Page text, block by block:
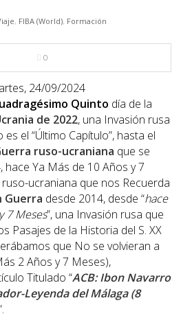
, FIBA (World), Formación
0
24/09/2024
Quinto día de la
de 2022, una Invasión rusa
el “Último Capítulo”, hasta el
ruso-ucraniana que se
hace Ya Más de 10 Años y 7
ucraniana que nos Recuerda
Guerra desde 2014, desde “hace
7 Meses”, una Invasión rusa que
Pasajes de la Historia del S. XX
que No se volvieran a
2 Años y 7 Meses),
Titulado “ACB: Ibon Navarro
Leyenda del Málaga (8